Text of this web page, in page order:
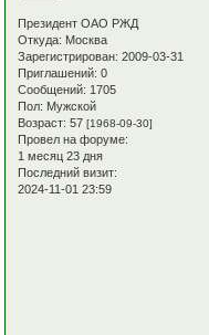
Президент ОАО РЖД
Откуда: Москва
Зарегистрирован: 2009-03-31
Приглашений: 0
Сообщений: 1705
Пол: Мужской
Возраст: 57[1968-09-30]
Провел на форуме:
1 месяц 23 дня
Последний визит:
2024-11-01 23:59